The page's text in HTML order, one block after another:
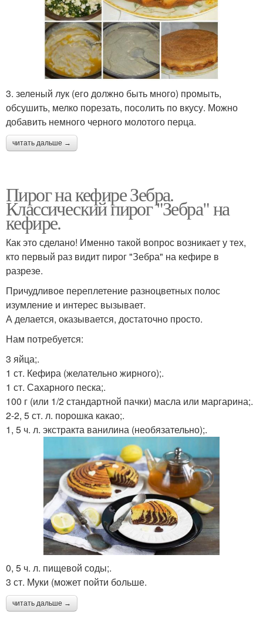
3. зеленый лук (его должно быть много) промыть,
обсушить, мелко порезать, посолить по вкусу. Можно
добавить немного черного молотого перца.
читать дальше →
Пирог на кефире Зебра.
Классический пирог "Зебра" на
кефире.
Как это сделано! Именно такой вопрос возникает у тех,
кто первый раз видит пирог "Зебра" на кефире в
разрезе.
Причудливое переплетение разноцветных полос
изумление и интерес вызывает.
А делается, оказывается, достаточно просто.
Нам потребуется:
3 яйца;.
1 ст. Кефира (желательно жирного);.
1 ст. Сахарного песка;.
100 г (или 1/2 стандартной пачки) масла или маргарина;.
2-2, 5 ст. л. порошка какао;.
1, 5 ч. л. экстракта ванилина (необязательно);.
0, 5 ч. л. пищевой соды;.
3 ст. Муки (может пойти больше.
читать дальше →